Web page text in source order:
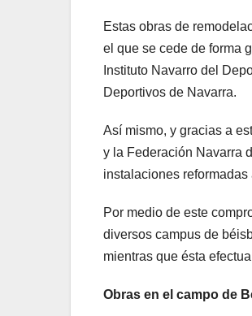
Estas obras de
el que se cede de forma
Instituto Navarro del
Deportivos de Navarra.
Así mismo, y gracias a
y la Federación Navarra
instalaciones
Por medio de este
diversos campus de
mientras que ésta
Obras en el campo de